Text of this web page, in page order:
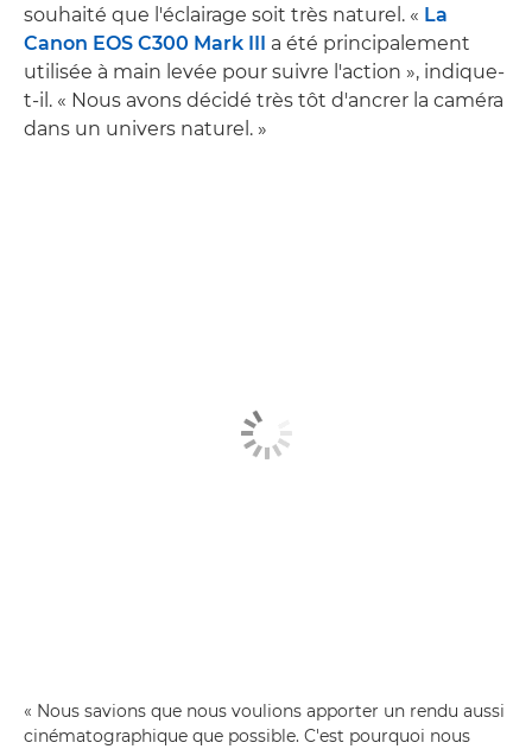
souhaité que l'éclairage soit très naturel. « La
Canon EOS C300 Mark III
a été principalement
utilisée à main levée pour suivre l'action », indique-
t-il. « Nous avons décidé très tôt d'ancrer la caméra
dans un univers naturel. »
« Nous savions que nous voulions apporter un rendu aussi
cinématographique que possible. C'est pourquoi nous